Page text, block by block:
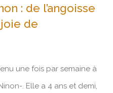
de l’exploration
: de l’angoisse
de
une fois par semaine à
. Elle a 4 ans et demi,